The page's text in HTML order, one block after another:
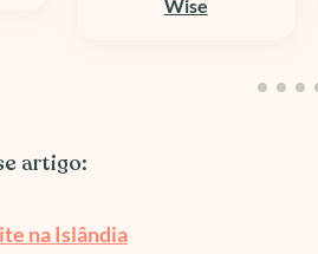
artigo:
na Islândia